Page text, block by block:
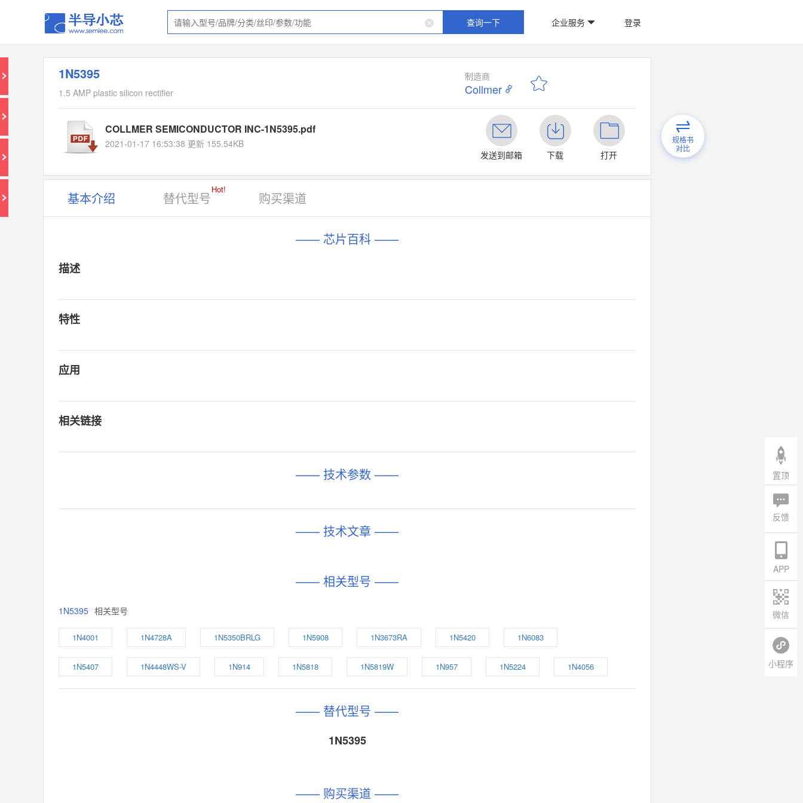
查询一下 企业服务 登录
1N5395
1.5 AMP plastic silicon rectifier
制造商
Collmer
COLLMER SEMICONDUCTOR INC-1N5395.pdf
2021-01-17 16:53:38 更新 155.54KB
发送到邮箱
下载 打开
规格书
对比
基本介绍 替代型号
Hot!
购买渠道
—— 芯片百科 ——
描述
特性
应用
相关链接
—— 技术参数 ——
—— 技术文章 ——
—— 相关型号 ——
1N5395 相关型号
1N4001 1N4728A 1N5350BRLG 1N5908 1N3673RA 1N5420 1N6083
1N5407 1N4448WS-V 1N914 1N5818 1N5819W 1N957 1N5224 1N4056
—— 替代型号 ——
1N5395
—— 购买渠道 ——
置顶
反馈
APP
微信
小程序